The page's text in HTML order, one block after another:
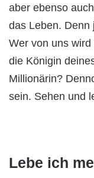
aber ebenso
das Leben. Denn
Wer von uns
die Königin
Millionärin?
sein. Sehen und
Lebe ich